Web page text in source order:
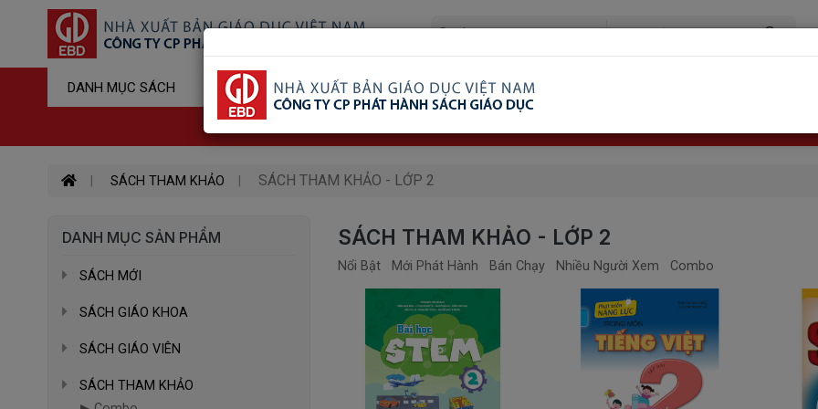
DANH MỤC SÁCH Sản Phẩm Đã Xem Ship COD Trên Toàn Quốc
SÁCH THAM KHẢO SÁCH THAM KHẢO - LỚP 2
DANH MỤC SẢN PHẨM
SÁCH MỚI
SÁCH GIÁO KHOA
SÁCH GIÁO VIÊN
SÁCH THAM KHẢO
SÁCH THAM KHẢO - LỚP 2
Nổi Bật Mới Phát Hành Bán Chạy Nhiều Người Xem Combo